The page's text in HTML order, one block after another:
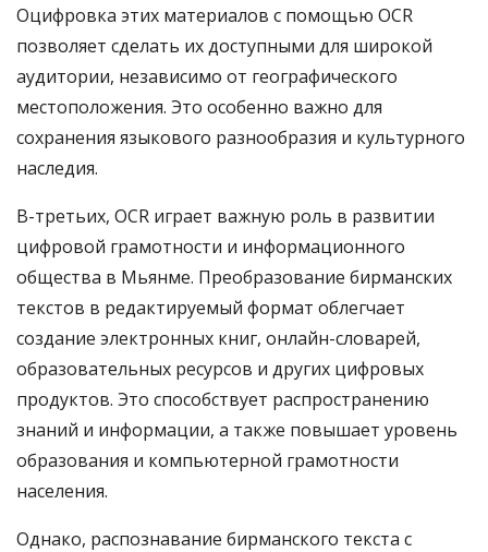
Оцифровка этих материалов с помощью OCR
позволяет сделать их доступными для широкой
аудитории, независимо от географического
местоположения. Это особенно важно для
сохранения языкового разнообразия и культурного
наследия.
В-третьих, OCR играет важную роль в развитии
цифровой грамотности и информационного
общества в Мьянме. Преобразование бирманских
текстов в редактируемый формат облегчает
создание электронных книг, онлайн-словарей,
образовательных ресурсов и других цифровых
продуктов. Это способствует распространению
знаний и информации, а также повышает уровень
образования и компьютерной грамотности
населения.
Однако, распознавание бирманского текста с